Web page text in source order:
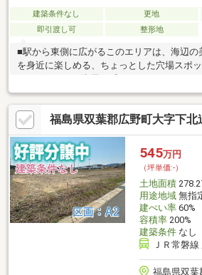
建築条件なし 更地
即引渡し可
整形地
■駅から東側に広がるこのエリアは、海辺の
を身近に楽しめる、ちょっとした穴場スポッ
キングしたり、潮風を感じながらリフレッ
ています。■震災後には堤防の強化や防災緑
心して新しい生活をスタートできるように
が防災意識を高め、暮らしを支える取り組
広野駅東ニュータウンでは、家を建てる方
援金制度をご用意。マイホームを考えるご
サポートとなっています。
福島県双葉郡広野町大字下北
545万円
（坪単価:-）
土地面積
用途地域無指
建ぺい率60%
容積率200%
建築条件なし
ＪＲ常磐
福島県双葉